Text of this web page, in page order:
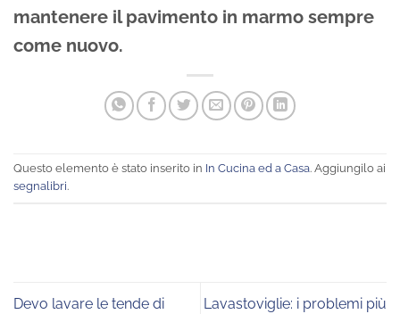
mantenere il pavimento in marmo sempre
come nuovo.
Questo elemento è stato inserito in In Cucina ed a Casa. Aggiungilo ai
segnalibri.
Devo lavare le tende di
Lavastoviglie: i problemi più